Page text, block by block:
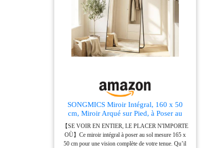
avec d'autres styles de décoration tels que Scandinave,
Bohème ou le Classique Renouvelé. Ils sont parfaits
comme ornements pour décorer tout lieu CADEAU
ORIGINAL - Ils sont idéaux comme cadeau puisqu'ils
sont fournis dans un bel emballage qui est parfait pour
les cadeaux. Idée original comme cadeau femme pour
les anniversaires, Noël, la Saint-Valentin et la fête des
SONGMICS Miroir Intégral, 160 x 50
cm, Miroir Arqué sur Pied, à Poser au
Sol, Cadre en Alliage d’Aluminium,
Verre Trempé, pour Chambre, Salon,
Dressing, Noir d'encre LFM031B01
【SE VOIR EN ENTIER, LE PLACER N'IMPORTE
OÙ】Ce miroir intégral à poser au sol mesure 165 x
50 cm pour une vision complète de votre tenue. Qu’il